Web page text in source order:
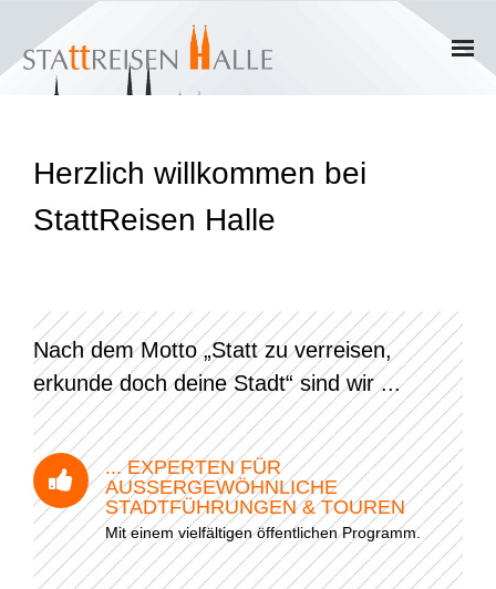
Termine
Gruppen
- Firmengruppen
- Kinder und Jugendliche
Führungen & Rundgänge
- Erlebnisführungen & Touren
- Stadtrundfahrten
Herzlich willkommen bei
StattReisen Halle
Nach dem Motto „Statt zu verreisen,
erkunde doch deine Stadt“ sind wir ...
... EXPERTEN FÜR
AUSSERGEWÖHNLICHE S
TADTFÜHRUNGEN & TOUREN
Mit einem vielfältigen öffentlichen Programm.